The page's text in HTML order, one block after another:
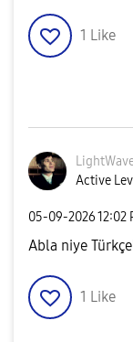
1 Like
Active
‎05-09-202612:02
Abla niye
1 Like